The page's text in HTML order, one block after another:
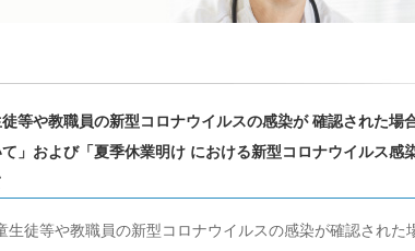
等や教職員の新型コロナウイルスの感染が 確認された場
」および「夏季休業明け における新型コロナウイルス感
生徒等や教職員の新型コロナウイルスの感染が確認された